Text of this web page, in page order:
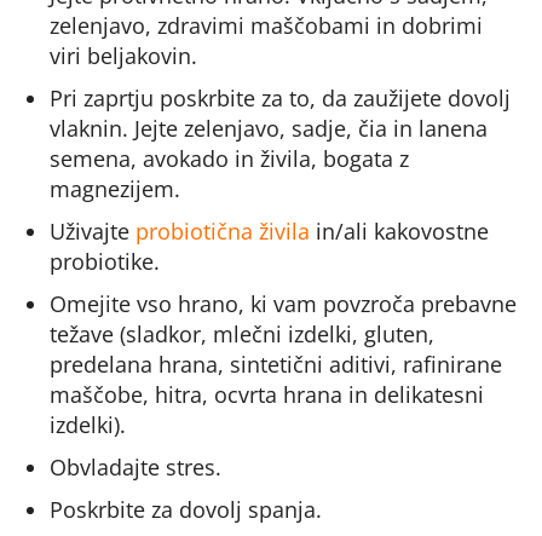
zelenjavo, zdravimi maščobami in dobrimi
viri beljakovin.
Pri zaprtju poskrbite za to, da zaužijete dovolj
vlaknin. Jejte zelenjavo, sadje, čia in lanena
semena, avokado in živila, bogata z
magnezijem.
Uživajte probiotična živila in/ali kakovostne
probiotike.
Omejite vso hrano, ki vam povzroča prebavne
težave (sladkor, mlečni izdelki, gluten,
predelana hrana, sintetični aditivi, rafinirane
maščobe, hitra, ocvrta hrana in delikatesni
izdelki).
Obvladajte stres.
Poskrbite za dovolj spanja.